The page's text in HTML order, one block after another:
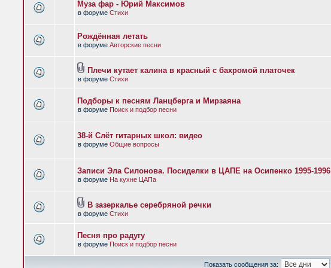
Муза фар - Юрий Максимов
в форуме Стихи
Рождённая летать
в форуме Авторские песни
Плечи кутает калина в красный с бахромой платочек
в форуме Стихи
Подборы к песням Ланцберга и Мирзаяна
в форуме Поиск и подбор песни
38-й Слёт гитарных школ: видео
в форуме Общие вопросы
Записи Эла Силонова. Посиделки в ЦАПЕ на Осипенко 1995-1996
в форуме На кухне ЦАПа
В зазеркалье серебряной речки
в форуме Стихи
Песня про радугу
в форуме Поиск и подбор песни
Показать сообщения за: